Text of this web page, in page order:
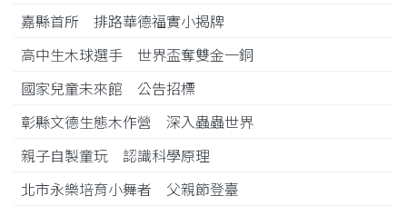
嘉縣首所 排路華德福實小揭牌
高中生木球選手 世界盃奪雙金一銅
國家兒童未來館 公告招標
彰縣文德生態木作營 深入蟲蟲世界
親子自製童玩 認識科學原理
北市永樂培育小舞者 父親節登臺